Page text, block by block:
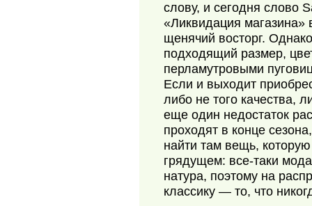
слову, и сегодня слово
«Ликвидация
щенячий восторг.
подходящий размер,
перламутровыми
Если и выходит
либо не того качества,
еще один недостаток
проходят в конце
найти там вещь,
грядущем: все-таки
натура, поэтому на
классику — то, что